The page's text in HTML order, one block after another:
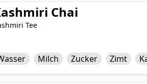
Chai
Tee
Milch Zucker Zimt